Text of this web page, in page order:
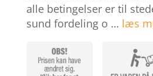
alle betingelser er til
sund fordeling o … læs